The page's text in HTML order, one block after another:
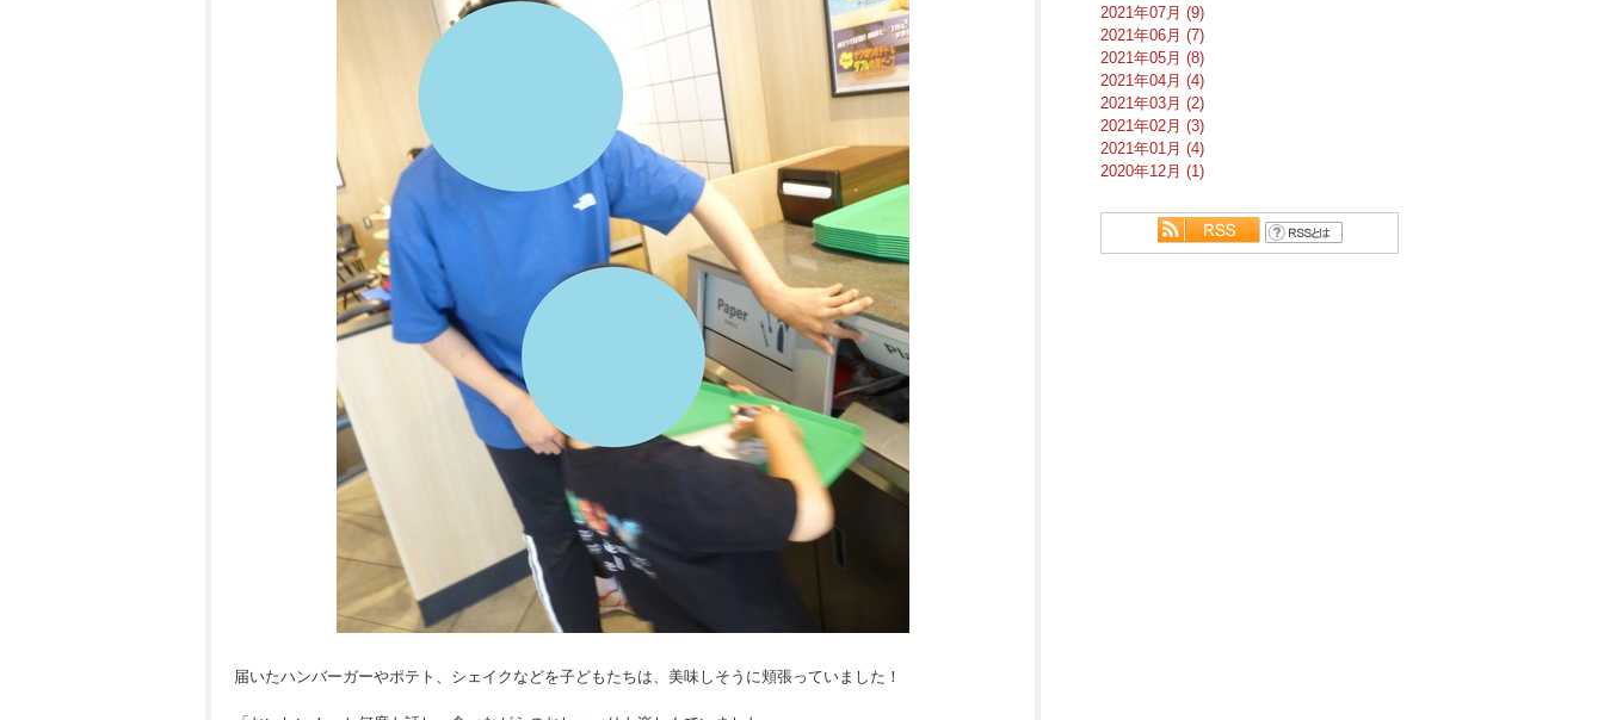
届いたハンバーガーやポテト、シェイクなどを子どもたちは、美味しそうに頬張っていました！
2021年07月 (9)
2021年06月 (7)
2021年05月 (8)
2021年04月 (4)
2021年03月 (2)
2021年02月 (3)
2021年01月 (4)
2020年12月 (1)